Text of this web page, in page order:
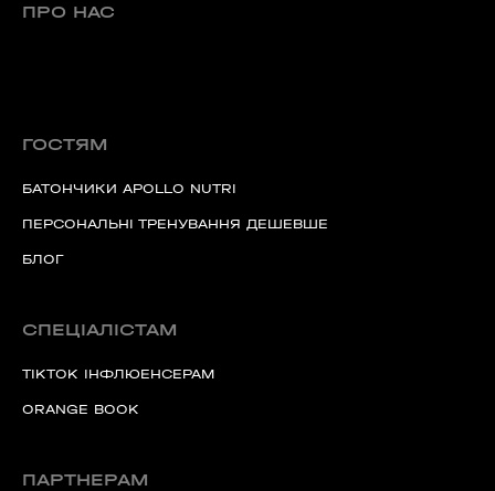
ПРО НАС
ГОСТЯМ
БАТОНЧИКИ APOLLO NUTRI
ПЕРСОНАЛЬНІ ТРЕНУВАННЯ ДЕШЕВШЕ
БЛОГ
СПЕЦІАЛІСТАМ
TIKTOK ІНФЛЮЕНСЕРАМ
ORANGE BOOK
ПАРТНЕРАМ